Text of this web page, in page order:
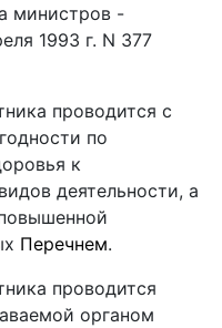
министров -
1993 г. N 377
проводится с
по
к
деятельности, а
Перечнем.
проводится
органом